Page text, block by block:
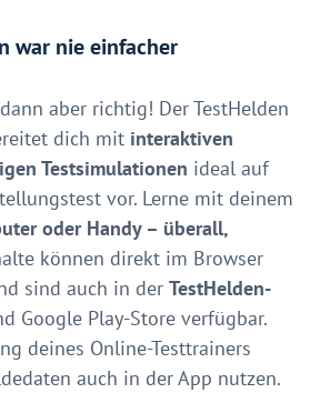
war nie einfacher
aber richtig! Der TestHelden
dich mit interaktiven
Testsimulationen ideal auf
vor. Lerne mit deinem
oder Handy – überall,
können direkt im Browser
sind auch in der TestHelden-
Google Play-Store verfügbar.
deines Online-Testtrainers
auch in der App nutzen.